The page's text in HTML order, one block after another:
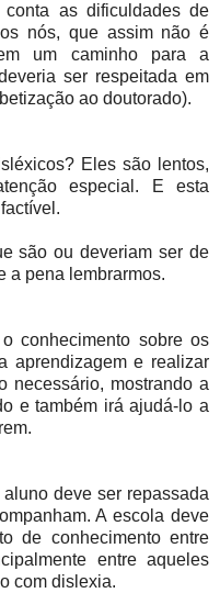
as dificuldades de
nós, que assim não é
um caminho para a
ser respeitada em
ao doutorado).
Eles são lentos,
especial. E esta
são ou deveriam ser de
a pena lembrarmos.
conhecimento sobre os
aprendizagem e realizar
necessário, mostrando a
e também irá ajudá-lo a
deve ser repassada
A escola deve
de conhecimento entre
entre aqueles
com dislexia.